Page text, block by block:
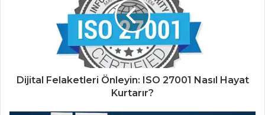
Dijital Felaketleri Önleyin: ISO 27001 Nasıl Hayat
Kurtarır?